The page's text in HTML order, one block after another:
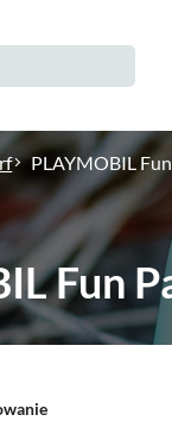
PLAYMOBIL
Fun